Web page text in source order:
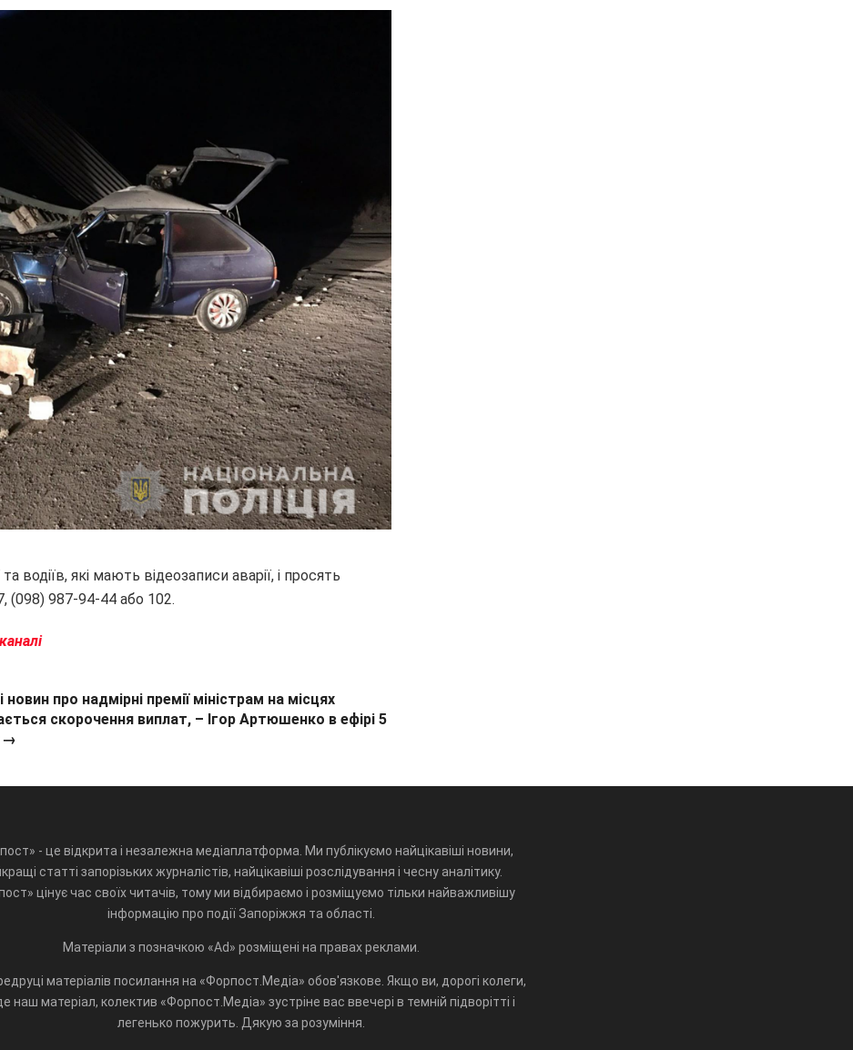
водіїв, які мають відеозаписи аварії, і просять
(098) 987-94-44 або 102.
каналі
новин про надмірні премії міністрам на місцях
скорочення виплат, – Ігор Артюшенко в ефірі 5
→
- це відкрита і незалежна медіаплатформа. Ми публікуємо найцікавіші новини,
статті запорізьких журналістів, найцікавіші розслідування і чесну аналітику.
цінує час своїх читачів, тому ми відбираємо і розміщуємо тільки найважливішу
інформацію про події Запоріжжя та області.
Матеріали з позначкою «Ad» розміщені на правах реклами.
матеріалів посилання на «Форпост.Медіа» обов'язкове. Якщо ви, дорогі колеги,
наш матеріал, колектив «Форпост.Медіа» зустріне вас ввечері в темній підворітті і
легенько пожурить. Дякую за розуміння.